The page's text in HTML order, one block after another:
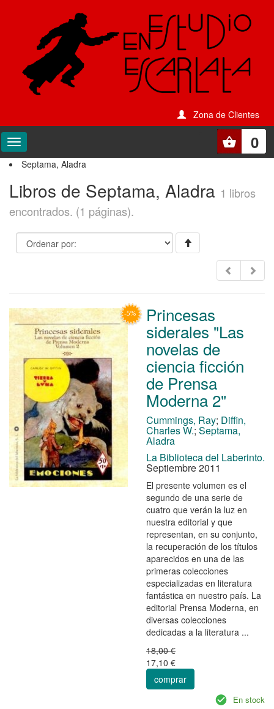
Zona de Clientes
0
Septama, Aladra
Libros de Septama, Aladra 1 libros
encontrados. (1 páginas).
Princesas
siderales "Las
novelas de
ciencia ficción
de Prensa
Moderna 2"
Cummings, Ray; Diffin,
Charles W.; Septama,
Aladra
La Biblioteca del Laberinto.
Septiembre 2011
El presente volumen es el
segundo de una serie de
cuatro que verán la luz en
nuestra editorial y que
representan, en su conjunto,
la recuperación de los títulos
aparecidos en una de las
primeras colecciones
especializadas en literatura
fantástica en nuestro país. La
editorial Prensa Moderna, en
diversas colecciones
dedicadas a la literatura ...
18,00 €
17,10 €
comprar
En stock